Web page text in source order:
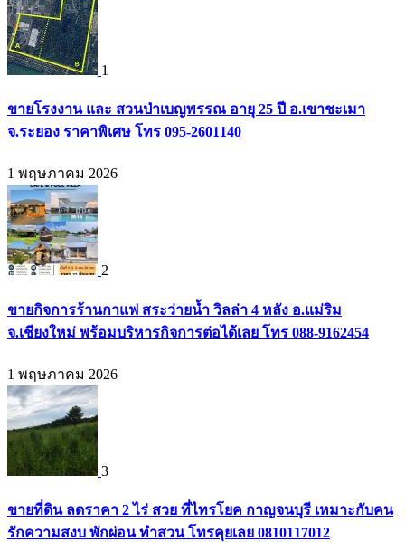
1
ขายโรงงาน และ สวนป่าเบญพรรณ อายุ 25 ปี อ.เขาชะเมา
จ.ระยอง ราคาพิเศษ โทร 095-2601140
1 พฤษภาคม 2026
2
ขายกิจการร้านกาแฟ สระว่ายน้ำ วิลล่า 4 หลัง อ.แม่ริม
จ.เชียงใหม่ พร้อมบริหารกิจการต่อได้เลย โทร 088-9162454
1 พฤษภาคม 2026
3
ขายที่ดิน ลดราคา 2 ไร่ สวย ที่ไทรโยค กาญจนบุรี เหมาะกับคน
รักความสงบ พักผ่อน ทำสวน โทรคุยเลย 0810117012